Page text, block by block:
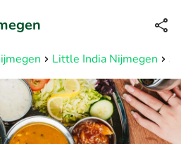
Bereikbaar tot 23:00 uur
Little India Nijmegen